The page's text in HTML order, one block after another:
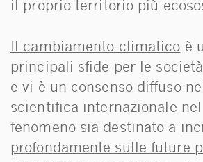
il proprio territorio più
Il cambiamento climatico è
principali sfide per le
e vi è un consenso diffuso
scientifica internazionale nel
fenomeno sia destinato a
profondamente sulle future